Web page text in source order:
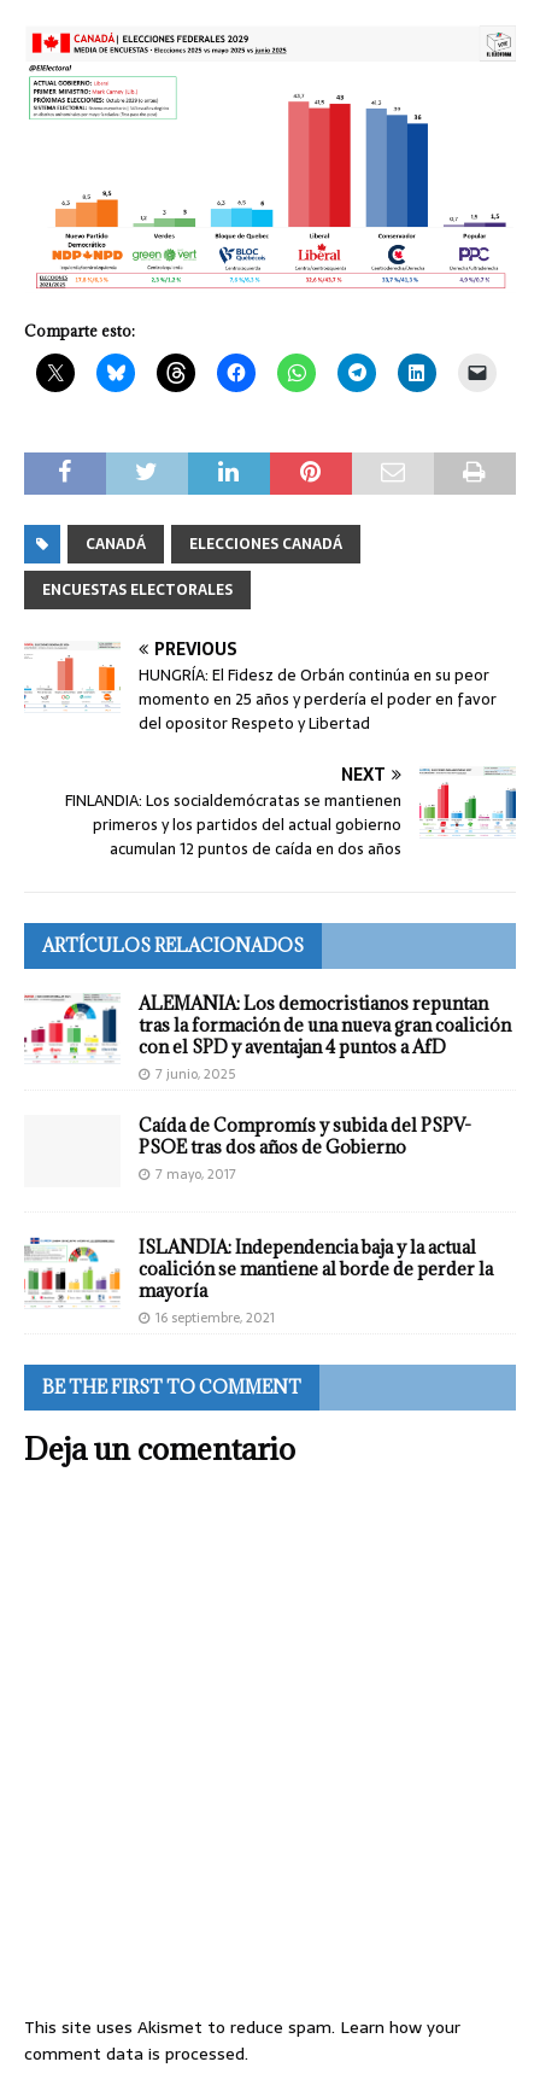
Comparte esto:
CANADÁ
ELECCIONES CANADÁ
ENCUESTAS ELECTORALES
PREVIOUS
HUNGRÍA: El Fidesz de Orbán continúa en su peor
momento en 25 años y perdería el poder en favor
del opositor Respeto y Libertad
NEXT
FINLANDIA: Los socialdemócratas se mantienen
primeros y los partidos del actual gobierno
acumulan 12 puntos de caída en dos años
ARTÍCULOS RELACIONADOS
ALEMANIA: Los democristianos repuntan
tras la formación de una nueva gran coalición
con el SPD y aventajan 4 puntos a AfD
7 junio, 2025
Caída de Compromís y subida del PSPV-
PSOE tras dos años de Gobierno
7 mayo, 2017
ISLANDIA: Independencia baja y la actual
coalición se mantiene al borde de perder la
mayoría
16 septiembre, 2021
BE THE FIRST TO COMMENT
Deja un comentario
This site uses Akismet to reduce spam. Learn how your
comment data is processed.